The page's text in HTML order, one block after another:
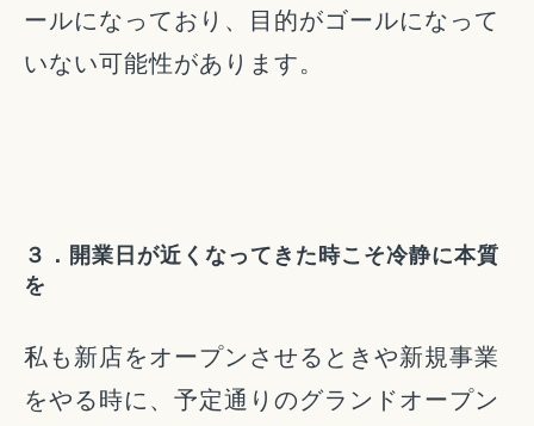
ールになっており、目的がゴールになって
いない可能性があります。
３．開業日が近くなってきた時こそ冷静に本質
を
私も新店をオープンさせるときや新規事業
をやる時に、予定通りのグランドオープン